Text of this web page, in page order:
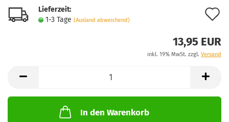
Lieferzeit:
1-3 Tage (Ausland abweichend)
13,95 EUR
inkl. 19% MwSt. zzgl. Versand
In den Warenkorb